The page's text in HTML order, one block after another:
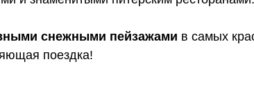
снежными пейзажами в самых
поездка!